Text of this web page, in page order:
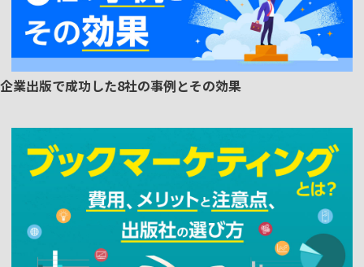
企業出版で成功した8社の事例とその効果